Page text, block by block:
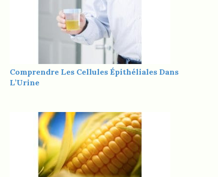
Comprendre Les Cellules Épithéliales Dans
L’Urine